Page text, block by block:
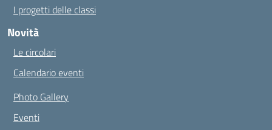
I progetti delle classi
Novità
Le circolari
Calendario eventi
Photo Gallery
Eventi